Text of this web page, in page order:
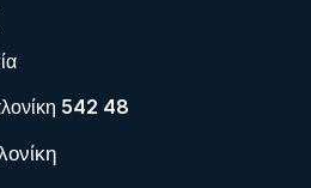
542 48